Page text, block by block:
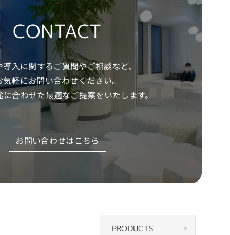
CONTACT
入に関するご質問やご相談など、
気軽にお問い合わせください。
に合わせた最適なご提案をいたします。
お問い合わせはこちら
PRODUCTS